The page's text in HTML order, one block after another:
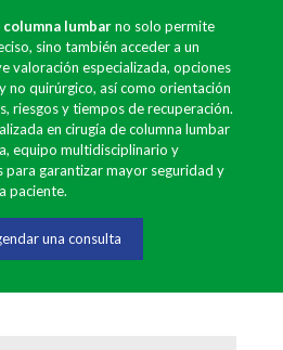
lumbarno solo permite
sino también acceder a un
valoración especializada, opciones
no quirúrgico, así como orientación
riesgos y tiempos de recuperación.
en cirugía de columna lumbar
equipo multidisciplinario y
garantizar mayor seguridad y
paciente.
una consulta